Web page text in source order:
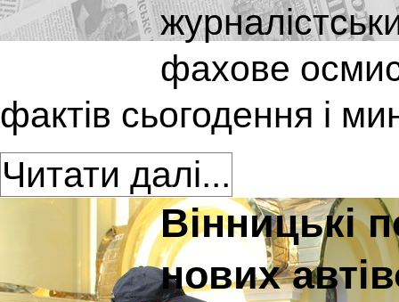
фахове
фактів сьогодення і
Читати далі...
Вінницькі
нових